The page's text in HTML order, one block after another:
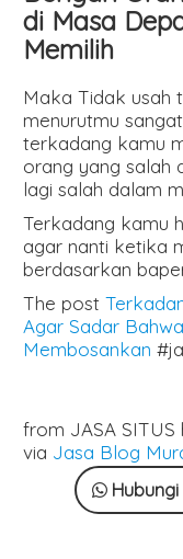
di Masa
Memilih
Maka Tidak usah
menurutmu
terkadang kamu
orang yang salah
lagi salah dalam
Terkadang kamu
agar nanti ketika
berdasarkan
The post
Agar Sadar
Membosankan
from JASA
via Jasa Blog
Hubungi